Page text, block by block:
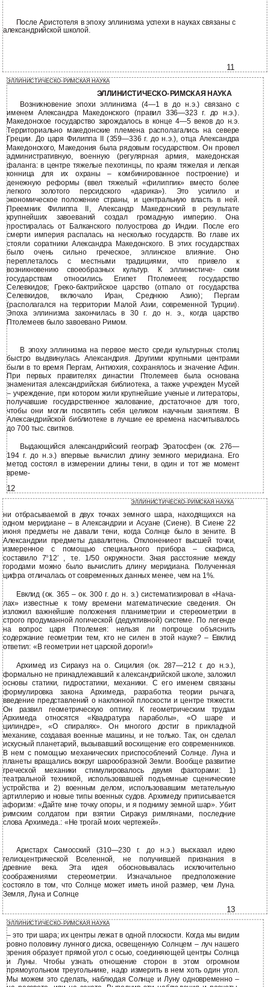
После Аристотеля в эпоху эллинизма успехи в науках связаны с
александрийской школой.
11
ЭЛЛИНИСТИЧЕСКО-РИМСКАЯ НАУКА
ЭЛЛИНИСТИЧЕСКО-РИМСКАЯ НАУКА
Возникновение эпохи эллинизма (4—1 в до н.э.) связано с
именем Александра Македонского (правил 336—323 г. до н.э.).
Македонское государство зарождалось в конце 4—5 веков до н.э.
Территориально македонские племена располагались на севере
Греции. До царя Филиппа II (359—336 г. до н.э.), отца Александра
Македонского, Македония была рядовым государством. Он провел
административную, военную (регулярная армия, македонская
фаланга: в центре тяжелые пехотинцы, по краям тяжелая и легкая
конница для их охраны – комбинированное построение) и
денежную реформы (ввел тяжелый «филиппик» вместо более
легкого золотого персидского «дарика»). Это усилило и
экономическое положение страны, и центральную власть в ней.
Преемник Филиппа II, Александр Македонский в результате
крупнейших завоеваний создал громадную империю. Она
простиралась от Балканского полуострова до Индии. После его
смерти империя распалась на несколько государств. Во главе их
стояли соратники Александра Македонского. В этих государствах
было очень сильно греческое, эллинское влияние. Оно
переплеталось с местными традициями, что привело к
возникновению своеобразных культур. К эллинистиче- ским
государствам относились Египет Птолемеев; государство
Селевкидов; Греко-бактрийское царство (отпало от государства
Селевкидов, включало Иран, Среднюю Азию); Пергам
(располагался на территории Малой Азии, современной Турции).
Эпоха эллинизма закончилась в 30 г. до н. э., когда царство
Птолемеев было завоевано Римом.
В эпоху эллинизма на первое место среди культурных столиц
быстро выдвинулась Александрия. Другими крупными центрами
были в то время Пергам, Антиохия, сохранялось и значение Афин.
При первых правителях династии Птолемеев была основана
знаменитая александрийская библиотека, а также учрежден Мусей
– учреждение, при котором жили крупнейшие ученые и литераторы,
получавшие государственное жалование, достаточное для того,
чтобы они могли посвятить себя целиком научным занятиям. В
Александрийской библиотеке в лучшие ее времена насчитывалось
до 700 тыс. свитков.
Выдающийся александрийский географ Эратосфен (ок. 276—
194 г. до н.э.) впервые вычислил длину земного меридиана. Его
метод состоял в измерении длины тени, в один и тот же момент
време-
12
ЭЛЛИНИСТИЧЕСКО-РИМСКАЯ НАУКА
ни отбрасываемой в двух точках земного шара, находящихся на
одном меридиане – в Александрии и Асуане (Сиене). В Сиене 22
июня предметы не давали тени, когда Солнце было в зените. В
Александрии предметы давалитень. Отклонениеот высшей точки,
измеренное с помощью специального прибора – скафиса,
составило 7°12′ , т.е. 1/50 окружности. Зная расстояние между
городами можно было вычислить длину меридиана. Полученная
цифра отличалась от современных данных менее, чем на 1%.
Евклид (ок. 365 – ок. 300 г. до н. э.) систематизировал в «Нача-
лах» известные к тому времени математические сведения. Он
изложил важнейшие положения планиметрии и стереометрии в
строго продуманной логической (дедуктивной) системе. По легенде
на вопрос царя Птолемея: нельзя ли попроще объяснить
содержание геометрии тем, кто не силен в этой науке? – Евклид
ответил: «В геометрии нет царской дороги!»
Архимед из Сиракуз на о. Сицилия (ок. 287—212 г. до н.э.),
формально не принадлежавший к александрийской школе, заложил
основы статики, гидростатики, механики. С его именем связаны
формулировка закона Архимеда, разработка теории рычага,
введение представлений о наклонной плоскости и центре тяжести.
Он развил геометрическую оптику. К геометрическим трудам
Архимеда относятся «Квадратура параболы», «О шаре и
цилиндре», «О спиралях». Он многого достиг в прикладной
механике, создавая военные машины, и не только. Так, он сделал
искусный планетарий, вызывавший восхищение его современников.
В нем с помощью механических приспособлений Солнце. Луна и
планеты вращались вокруг шарообразной Земли. Вообще развитие
греческой механики стимулировалось двумя факторами: 1)
театральной техникой, использовавшей подъемные сценические
устройства и 2) военным делом, использовавшим метательную
артиллерию и новые типы военных судов. Архимеду приписывается
афоризм: «Дайте мне точку опоры, и я подниму земной шар». Убит
римским солдатом при взятии Сиракуз римлянами, последние
слова Архимеда.: «Не трогай моих чертежей».
Аристарх Самосский (310—230 г. до н.э.) высказал идею
гелиоцентрической Вселенной, не получившей признания в
древние века. Эта идея обосновывалась исключительно
соображениями стереометрии. Изначальное предположение
состояло в том, что Солнце может иметь иной размер, чем Луна.
Земля, Луна и Солнце
13
ЭЛЛИНИСТИЧЕСКО-РИМСКАЯ НАУКА
– это три шара; их центры лежат в одной плоскости. Когда мы видим
ровно половину лунного диска, освещенную Солнцем – луч нашего
зрения образует прямой угол с осью, соединяющей центры Солнца
и Луны. Чтобы узнать отношение сторон в этом огромном
прямоугольном треугольнике, надо измерить в нем хоть один угол.
Мы можем это сделать, наблюдая Солнце и Луну одновременно –